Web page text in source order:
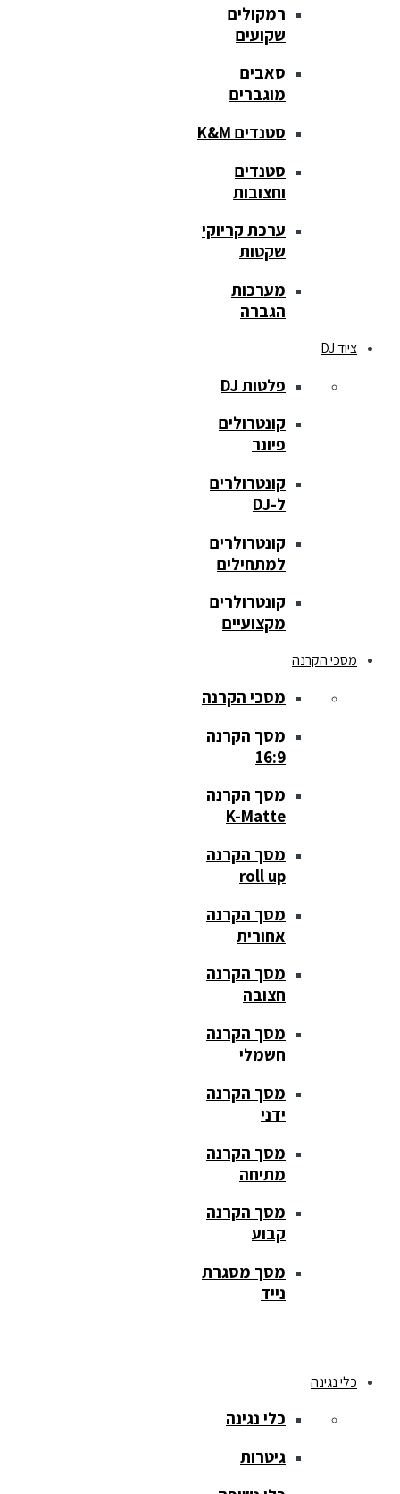
רמקולים
שקועים
סאבים
מוגברים
סטנדים K&M
סטנדים
וחצובות
ערכת קריוקי
שקטות
מערכות
הגברה
ציוד DJ
פלטות DJ
קונטרולים
פיונר
קונטרולרים
ל-DJ
קונטרולרים
למתחילים
קונטרולרים
מקצועיים
מסכי הקרנה
מסכי הקרנה
מסך הקרנה
16:9
מסך הקרנה
K-Matte
מסך הקרנה
roll up
מסך הקרנה
אחורית
מסך הקרנה
חצובה
מסך הקרנה
חשמלי
מסך הקרנה
ידני
מסך הקרנה
מתיחה
מסך הקרנה
קבוע
מסך מסגרת
נייד
כלי נגינה
כלי נגינה
גיטרות